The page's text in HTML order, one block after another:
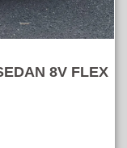
8V FLEX